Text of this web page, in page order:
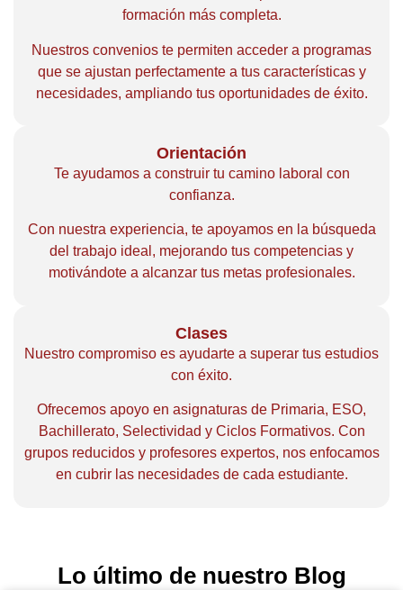
formación más completa.
Nuestros convenios te permiten acceder a programas
que se ajustan perfectamente a tus características y
necesidades, ampliando tus oportunidades de éxito.
Orientación
Te ayudamos a construir tu camino laboral con
confianza.
Con nuestra experiencia, te apoyamos en la búsqueda
del trabajo ideal, mejorando tus competencias y
motivándote a alcanzar tus metas profesionales.
Clases
Nuestro compromiso es ayudarte a superar tus estudios
con éxito.
Ofrecemos apoyo en asignaturas de Primaria, ESO,
Bachillerato, Selectividad y Ciclos Formativos. Con
grupos reducidos y profesores expertos, nos enfocamos
en cubrir las necesidades de cada estudiante.
Lo último de nuestro Blog